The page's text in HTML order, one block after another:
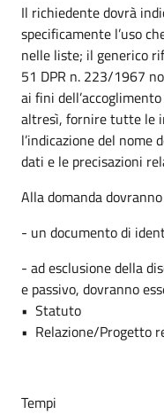
Il richiedente dovrà
specificamente l’uso
nelle liste; il generico
51 DPR n. 223/1967
ai fini
altresì, fornire tutte le
l’indicazione del nome
dati e le precisazioni
Alla domanda
- un documento di
- ad esclusione della
e passivo, dovranno
• Statuto
• Relazione/Progetto
Tempi